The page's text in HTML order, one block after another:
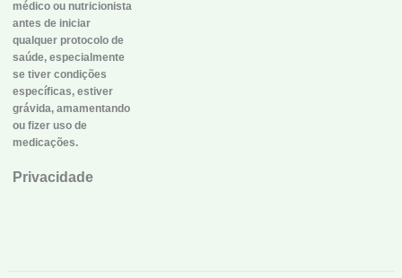
médico ou nutricionista
antes de iniciar
qualquer protocolo de
saúde, especialmente
se tiver condições
específicas, estiver
grávida, amamentando
ou fizer uso de
medicações.
Privacidade